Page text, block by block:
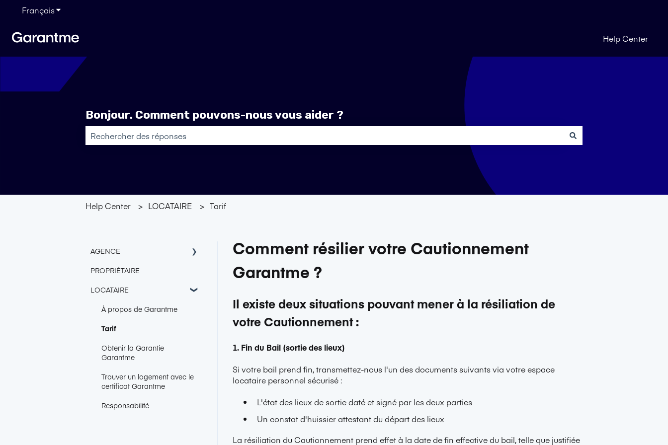
FrançaisAfficher le sous-menu pour les traductions
Help Center
Bonjour. Comment pouvons-nous vous aider ?
Help Center LOCATAIRE Tarif
Comment résilier votre Cautionnement
Garantme ?
Il existe deux situations pouvant mener à la résiliation de
votre Cautionnement :
1. Fin du Bail (sortie des lieux)
Si votre bail prend fin, transmettez-nous l'un des documents suivants via votre espace
locataire personnel sécurisé :
L'état des lieux de sortie daté et signé par les deux parties
Un constat d'huissier attestant du départ des lieux
La résiliation du Cautionnement prend effet à la date de fin effective du bail, telle que justifiée
AGENCE
Accès Console Garantme
Intégration & Export
Connexion de boîte mail
CRM
Gestion des dossiers
Agenda
Espace Locataire
PROPRIÉTAIRE
LOCATAIRE
À propos de Garantme
Tarif
Obtenir la Garantie
Garantme
Trouver un logement avec le
certificat Garantme
Responsabilité